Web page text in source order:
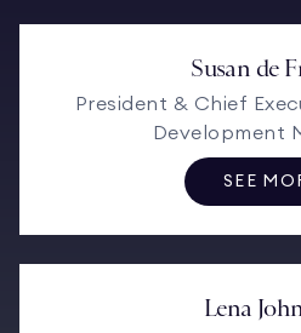
Susan de
President & Chief
Development
SEE
Lena